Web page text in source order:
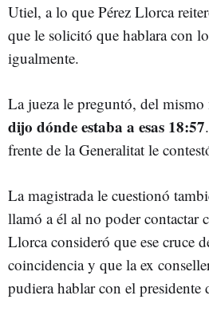
Utiel, a lo que Pérez Llorca
que le solicitó que hablara con
igualmente.
La jueza le preguntó, del
dijo dónde estaba a esas 18:57
frente de la Generalitat le
La magistrada le cuestionó
llamó a él al no poder contactar
Llorca consideró que ese cruce
coincidencia y que la ex
pudiera hablar con el presidente